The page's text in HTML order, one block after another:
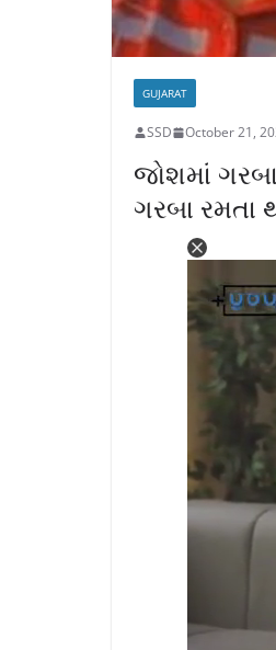
GUJARAT
SSD October 21,
જોશમાં
ગરબા રમતા